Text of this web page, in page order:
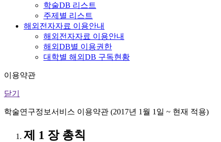
학술DB 리스트
주제별 리스트
해외전자자료 이용안내
해외전자자료 이용안내
해외DB별 이용권한
대학별 해외DB 구독현황
이용약관
닫기
학술연구정보서비스 이용약관 (2017년 1월 1일 ~ 현재 적용)
제 1 장 총칙